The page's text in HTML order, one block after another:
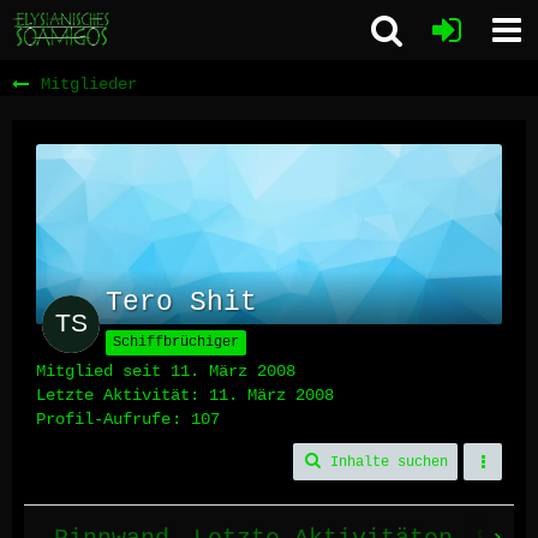
Mitglieder
Tero Shit
Schiffbrüchiger
Mitglied seit 11. März 2008
Letzte Aktivität: 11. März 2008
Profil-Aufrufe
107
Inhalte suchen